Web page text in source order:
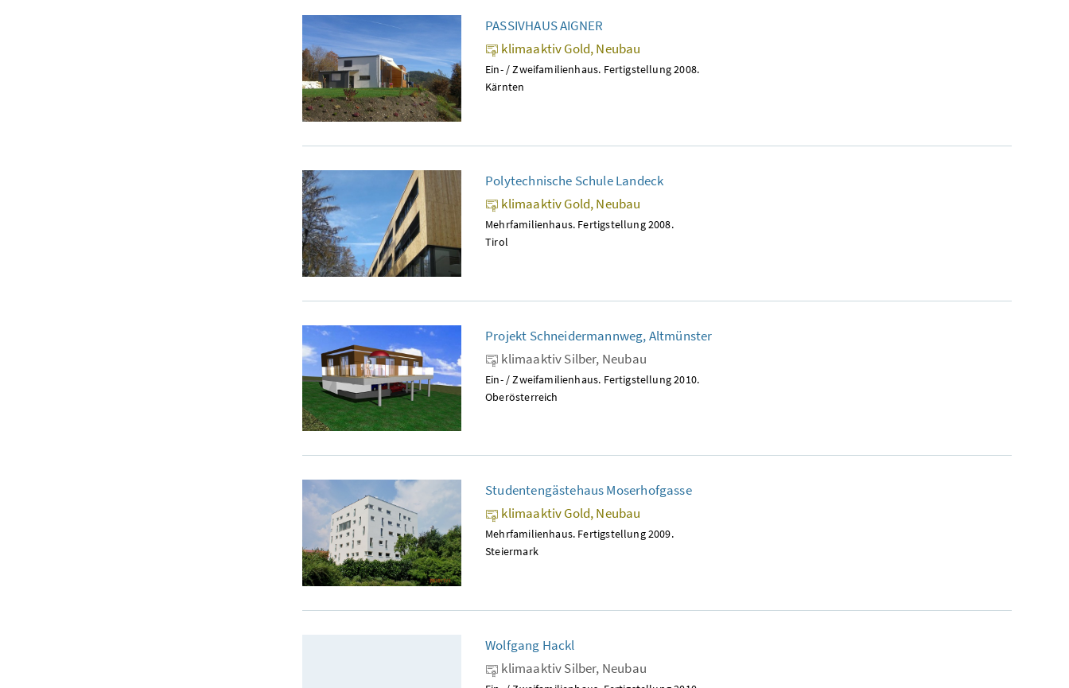
PASSIVHAUS AIGNER
klimaaktiv Gold, Neubau
Ein- / Zweifamilienhaus. Fertigstellung 2008.
Kärnten
Polytechnische Schule Landeck
klimaaktiv Gold, Neubau
Mehrfamilienhaus. Fertigstellung 2008.
Tirol
Projekt Schneidermannweg, Altmünster
klimaaktiv Silber, Neubau
Ein- / Zweifamilienhaus. Fertigstellung 2010.
Oberösterreich
Studentengästehaus Moserhofgasse
klimaaktiv Gold, Neubau
Mehrfamilienhaus. Fertigstellung 2009.
Steiermark
Wolfgang Hackl
klimaaktiv Silber, Neubau